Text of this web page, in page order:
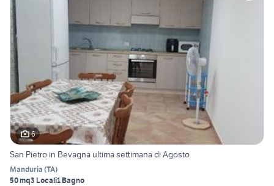
6
San Pietro in Bevagna ultima settimana di Agosto
Manduria (TA)
50 mq3 Locali1 Bagno